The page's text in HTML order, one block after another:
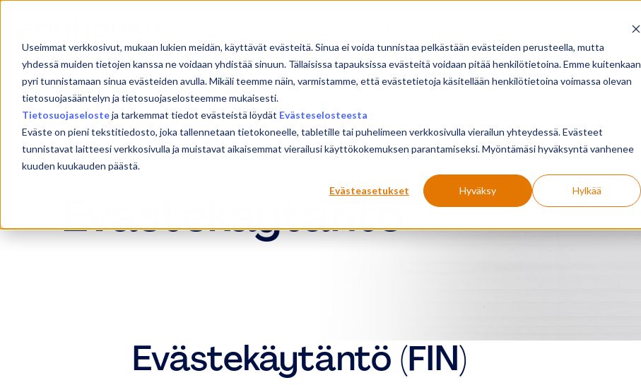
Useimmat verkkosivut, mukaan lukien meidän, käyttävät evästeitä. Sinua ei voida tunnistaa pelkästään evästeiden perusteella, mutta
yhdessä muiden tietojen kanssa ne voidaan yhdistää sinuun. Tällaisissa tapauksissa evästeitä voidaan pitää henkilötietoina. Emme kuitenkaan
pyri tunnistamaan sinua evästeiden avulla. Mikäli teemme näin, varmistamme, että evästetietoja käsitellään henkilötietoina voimassa olevan
tietosuojasääntelyn ja tietosuojaselosteemme mukaisesti.
Tietosuojaselosteja tarkemmat tiedot evästeistä löydät Evästeselosteesta
Eväste on pieni tekstitiedosto, joka tallennetaan tietokoneelle, tabletille tai puhelimeen verkkosivulla vierailun yhteydessä. Evästeet
tunnistavat laitteesi verkkosivulla ja muistavat aikaisemmat vierailusi käyttökokemuksen parantamiseksi. Myöntämäsi hyväksyntä vanhenee
kuuden kuukauden päästä.
Evästeasetukset Hyväksy Hylkää
Evästekäytänt
ö
Evästekäytäntö
Evästekäytäntö (FIN)